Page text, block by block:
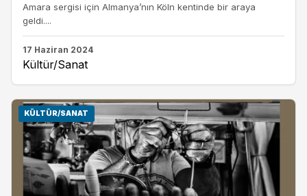
Amara sergisi için Almanya’nın Köln kentinde bir araya
geldi....
17 Haziran 2024
Kültür/Sanat
KÜLTÜR/SANAT